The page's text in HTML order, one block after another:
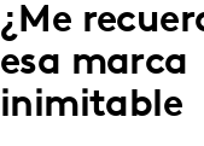
¿Me
esa marca
inimitable